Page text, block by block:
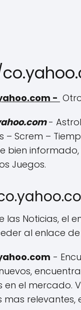
-
-
– Screm –
bien
Juegos.
las Noticias, el
al enlace de
-
en el mercado.
mas